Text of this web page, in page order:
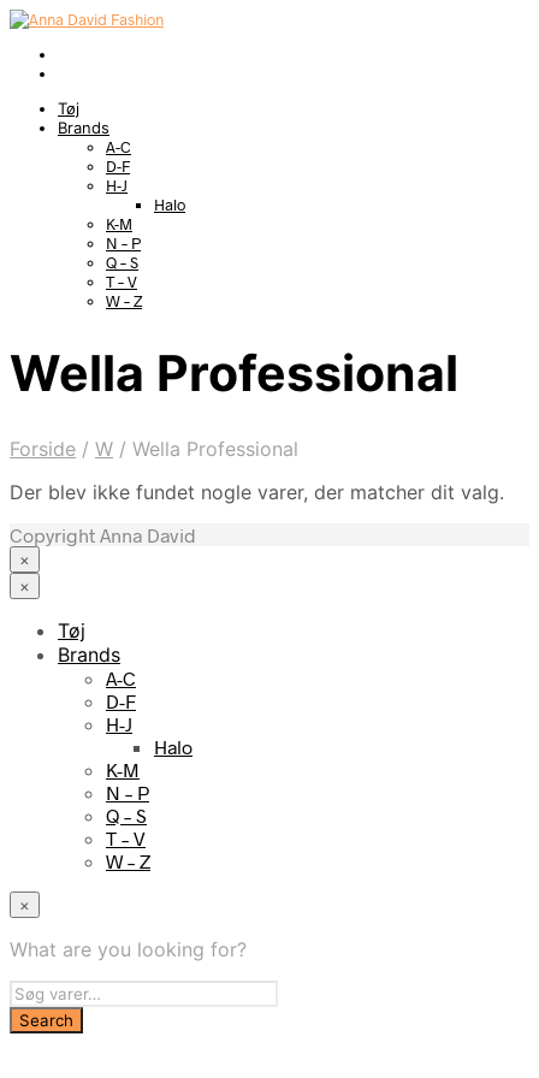
Tøj
Brands
A-C
D-F
H-J
Halo
K-M
N – P
Q – S
T – V
W – Z
Wella Professional
Forside / W / Wella Professional
Der blev ikke fundet nogle varer, der matcher dit valg.
Copyright Anna David
×
×
Tøj
Brands
A-C
D-F
H-J
Halo
K-M
N – P
Q – S
T – V
W – Z
×
What are you looking for?